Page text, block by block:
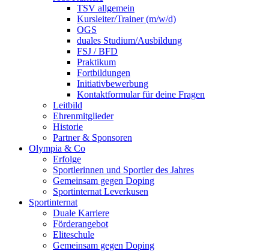
TSV allgemein
Kursleiter/Trainer (m/w/d)
OGS
duales Studium/Ausbildung
FSJ / BFD
Praktikum
Fortbildungen
Initiativbewerbung
Kontaktformular für deine Fragen
Leitbild
Ehrenmitglieder
Historie
Partner & Sponsoren
Olympia & Co
Erfolge
Sportlerinnen und Sportler des Jahres
Gemeinsam gegen Doping
Sportinternat Leverkusen
Sportinternat
Duale Karriere
Förderangebot
Eliteschule
Gemeinsam gegen Doping